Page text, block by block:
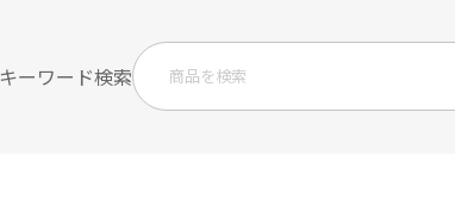
キーワード検索